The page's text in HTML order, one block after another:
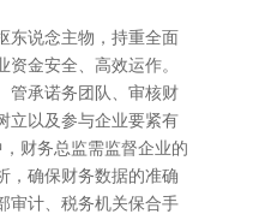
东说念主物，持重全面
金安全、高效运作。
管承诺务团队、审核财
立以及参与企业要紧有
财务总监需监督企业的
，确保财务数据的准确
审计、税务机关保合手